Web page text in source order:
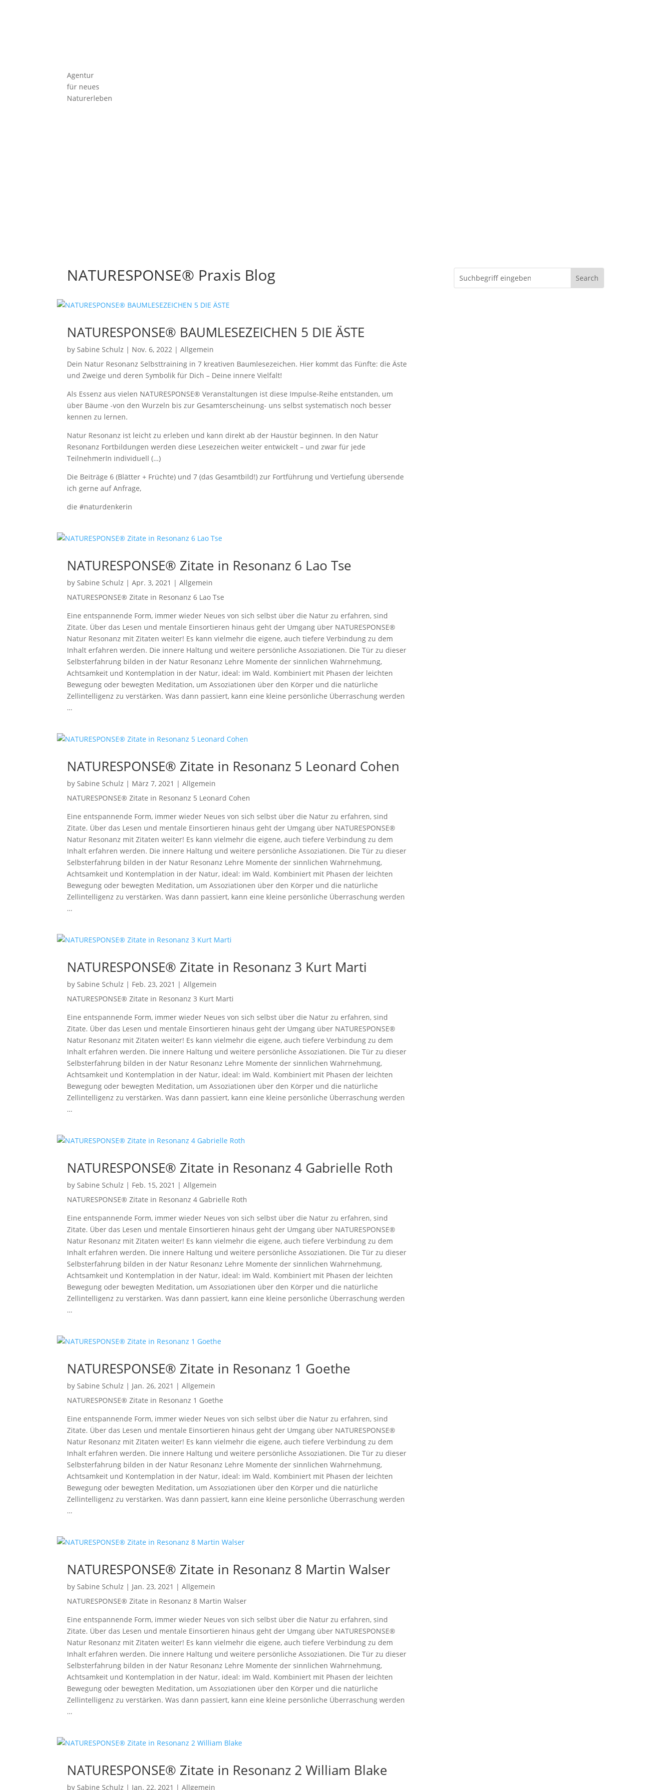
Agentur
für neues
Naturerleben
NATURESPONSE® Praxis Blog
NATURESPONSE® BAUMLESEZEICHEN 5 DIE ÄSTE
bySabine Schulz | Nov. 6, 2022 |Allgemein
Dein Natur Resonanz Selbsttraining in 7 kreativen Baumlesezeichen. Hier kommt das Fünfte: die Äste
und Zweige und deren Symbolik für Dich – Deine innere Vielfalt!
Als Essenz aus vielen NATURESPONSE® Veranstaltungen ist diese Impulse-Reihe entstanden, um
über Bäume -von den Wurzeln bis zur Gesamterscheinung- uns selbst systematisch noch besser
kennen zu lernen.
Natur Resonanz ist leicht zu erleben und kann direkt ab der Haustür beginnen. In den Natur
Resonanz Fortbildungen werden diese Lesezeichen weiter entwickelt – und zwar für jede
TeilnehmerIn individuell (…)
Die Beiträge 6 (Blätter + Früchte) und 7 (das Gesamtbild!) zur Fortführung und Vertiefung übersende
ich gerne auf Anfrage,
die #naturdenkerin
NATURESPONSE® Zitate in Resonanz 6 Lao Tse
bySabine Schulz |Apr. 3, 2021 |Allgemein
NATURESPONSE® Zitate in Resonanz 6 Lao Tse
Eine entspannende Form, immer wieder Neues von sich selbst über die Natur zu erfahren, sind
Zitate. Über das Lesen und mentale Einsortieren hinaus geht der Umgang über NATURESPONSE®
Natur Resonanz mit Zitaten weiter! Es kann vielmehr die eigene, auch tiefere Verbindung zu dem
Inhalt erfahren werden. Die innere Haltung und weitere persönliche Assoziationen. Die Tür zu dieser
Selbsterfahrung bilden in der Natur Resonanz Lehre Momente der sinnlichen Wahrnehmung,
Achtsamkeit und Kontemplation in der Natur, ideal: im Wald. Kombiniert mit Phasen der leichten
Bewegung oder bewegten Meditation, um Assoziationen über den Körper und die natürliche
Zellintelligenz zu verstärken. Was dann passiert, kann eine kleine persönliche Überraschung werden
…
NATURESPONSE® Zitate in Resonanz 5 Leonard Cohen
bySabine Schulz | März 7, 2021 |Allgemein
NATURESPONSE® Zitate in Resonanz 5 Leonard Cohen
Eine entspannende Form, immer wieder Neues von sich selbst über die Natur zu erfahren, sind
Zitate. Über das Lesen und mentale Einsortieren hinaus geht der Umgang über NATURESPONSE®
Natur Resonanz mit Zitaten weiter! Es kann vielmehr die eigene, auch tiefere Verbindung zu dem
Inhalt erfahren werden. Die innere Haltung und weitere persönliche Assoziationen. Die Tür zu dieser
Selbsterfahrung bilden in der Natur Resonanz Lehre Momente der sinnlichen Wahrnehmung,
Achtsamkeit und Kontemplation in der Natur, ideal: im Wald. Kombiniert mit Phasen der leichten
Bewegung oder bewegten Meditation, um Assoziationen über den Körper und die natürliche
Zellintelligenz zu verstärken. Was dann passiert, kann eine kleine persönliche Überraschung werden
…
NATURESPONSE® Zitate in Resonanz 3 Kurt Marti
bySabine Schulz | Feb. 23, 2021 |Allgemein
NATURESPONSE® Zitate in Resonanz 3 Kurt Marti
Eine entspannende Form, immer wieder Neues von sich selbst über die Natur zu erfahren, sind
Zitate. Über das Lesen und mentale Einsortieren hinaus geht der Umgang über NATURESPONSE®
Natur Resonanz mit Zitaten weiter! Es kann vielmehr die eigene, auch tiefere Verbindung zu dem
Inhalt erfahren werden. Die innere Haltung und weitere persönliche Assoziationen. Die Tür zu dieser
Selbsterfahrung bilden in der Natur Resonanz Lehre Momente der sinnlichen Wahrnehmung,
Achtsamkeit und Kontemplation in der Natur, ideal: im Wald. Kombiniert mit Phasen der leichten
Bewegung oder bewegten Meditation, um Assoziationen über den Körper und die natürliche
Zellintelligenz zu verstärken. Was dann passiert, kann eine kleine persönliche Überraschung werden
…
NATURESPONSE® Zitate in Resonanz 4 Gabrielle Roth
bySabine Schulz | Feb. 15, 2021 |Allgemein
NATURESPONSE® Zitate in Resonanz 4 Gabrielle Roth
Eine entspannende Form, immer wieder Neues von sich selbst über die Natur zu erfahren, sind
Zitate. Über das Lesen und mentale Einsortieren hinaus geht der Umgang über NATURESPONSE®
Natur Resonanz mit Zitaten weiter! Es kann vielmehr die eigene, auch tiefere Verbindung zu dem
Inhalt erfahren werden. Die innere Haltung und weitere persönliche Assoziationen. Die Tür zu dieser
Selbsterfahrung bilden in der Natur Resonanz Lehre Momente der sinnlichen Wahrnehmung,
Achtsamkeit und Kontemplation in der Natur, ideal: im Wald. Kombiniert mit Phasen der leichten
Bewegung oder bewegten Meditation, um Assoziationen über den Körper und die natürliche
Zellintelligenz zu verstärken. Was dann passiert, kann eine kleine persönliche Überraschung werden
…
NATURESPONSE® Zitate in Resonanz 1 Goethe
bySabine Schulz | Jan. 26, 2021 |Allgemein
NATURESPONSE® Zitate in Resonanz 1 Goethe
Eine entspannende Form, immer wieder Neues von sich selbst über die Natur zu erfahren, sind
Zitate. Über das Lesen und mentale Einsortieren hinaus geht der Umgang über NATURESPONSE®
Natur Resonanz mit Zitaten weiter! Es kann vielmehr die eigene, auch tiefere Verbindung zu dem
Inhalt erfahren werden. Die innere Haltung und weitere persönliche Assoziationen. Die Tür zu dieser
Selbsterfahrung bilden in der Natur Resonanz Lehre Momente der sinnlichen Wahrnehmung,
Achtsamkeit und Kontemplation in der Natur, ideal: im Wald. Kombiniert mit Phasen der leichten
Bewegung oder bewegten Meditation, um Assoziationen über den Körper und die natürliche
Zellintelligenz zu verstärken. Was dann passiert, kann eine kleine persönliche Überraschung werden
…
NATURESPONSE® Zitate in Resonanz 8 Martin Walser
bySabine Schulz | Jan. 23, 2021 |Allgemein
NATURESPONSE® Zitate in Resonanz 8 Martin Walser
Eine entspannende Form, immer wieder Neues von sich selbst über die Natur zu erfahren, sind
Zitate. Über das Lesen und mentale Einsortieren hinaus geht der Umgang über NATURESPONSE®
Natur Resonanz mit Zitaten weiter! Es kann vielmehr die eigene, auch tiefere Verbindung zu dem
Inhalt erfahren werden. Die innere Haltung und weitere persönliche Assoziationen. Die Tür zu dieser
Selbsterfahrung bilden in der Natur Resonanz Lehre Momente der sinnlichen Wahrnehmung,
Achtsamkeit und Kontemplation in der Natur, ideal: im Wald. Kombiniert mit Phasen der leichten
Bewegung oder bewegten Meditation, um Assoziationen über den Körper und die natürliche
Zellintelligenz zu verstärken. Was dann passiert, kann eine kleine persönliche Überraschung werden
…
NATURESPONSE® Zitate in Resonanz 2 William Blake
bySabine Schulz | Jan. 22, 2021 |Allgemein